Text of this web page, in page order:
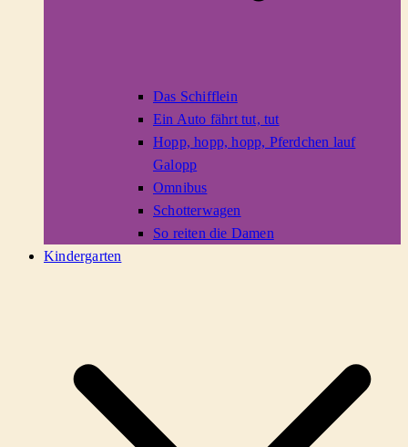
Das Schifflein
Ein Auto fährt tut, tut
Hopp, hopp, hopp, Pferdchen lauf
Galopp
Omnibus
Schotterwagen
So reiten die Damen
Kindergarten